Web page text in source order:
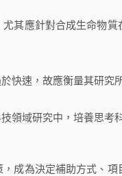
其應針對合成生命物
快速，故應衡量其研究
領域研究中，培養思考
成為決定補助方式、